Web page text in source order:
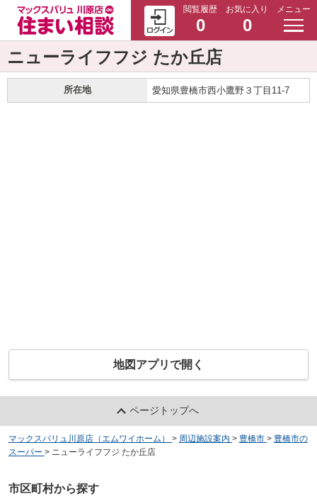
閲覧履歴
0
お気に入り
0
メニュー
ニューライフフジ たか丘店
所在地 愛知県豊橋市西小鷹野３丁目11-7
地図アプリで開く
ページトップへ
マックスバリュ川原店（エムワイホーム） > 周辺施設案内 > 豊橋市 > 豊橋市の
スーパー > ニューライフフジ たか丘店
市区町村から探す